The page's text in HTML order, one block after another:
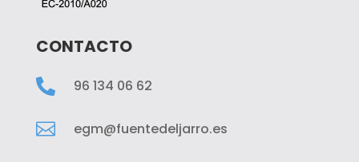
CONTACTO
 96 134 06 62
 egm@fuentedeljarro.es